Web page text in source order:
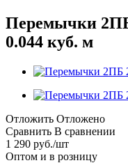
Перемычки 2ПБ
0.044 куб. м
Отложить Отложено
Сравнить В сравнении
1 290 руб./шт
Оптом и в розницу